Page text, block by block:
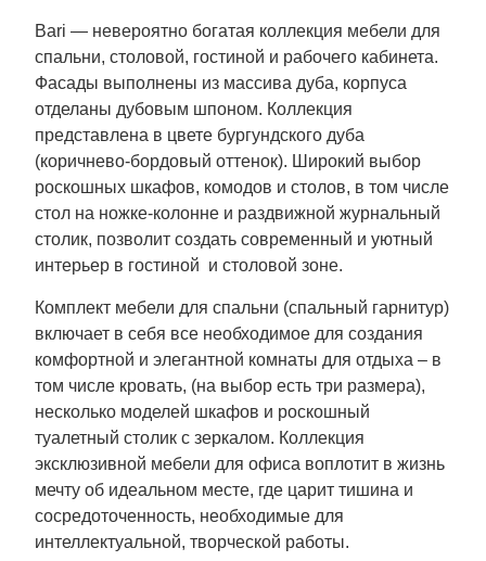
Bari — невероятно богатая коллекция мебели для
спальни, столовой, гостиной и рабочего кабинета.
Фасады выполнены из массива дуба, корпуса
отделаны дубовым шпоном. Коллекция
представлена в цвете бургундского дуба
(коричнево-бордовый оттенок). Широкий выбор
роскошных шкафов, комодов и столов, в том числе
стол на ножке-колонне и раздвижной журнальный
столик, позволит создать современный и уютный
интерьер в гостиной и столовой зоне.
Комплект мебели для спальни (спальный гарнитур)
включает в себя все необходимое для создания
комфортной и элегантной комнаты для отдыха – в
том числе кровать, (на выбор есть три размера),
несколько моделей шкафов и роскошный
туалетный столик с зеркалом. Коллекция
эксклюзивной мебели для офиса воплотит в жизнь
мечту об идеальном месте, где царит тишина и
сосредоточенность, необходимые для
интеллектуальной, творческой работы.